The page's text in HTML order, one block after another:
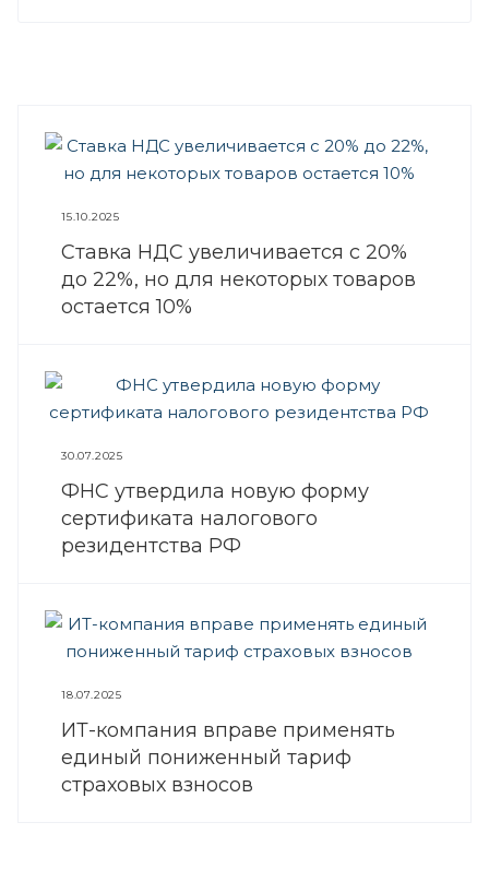
15.10.2025
Ставка НДС увеличивается с 20%
до 22%, но для некоторых товаров
остается 10%
30.07.2025
ФНС утвердила новую форму
сертификата налогового
резидентства РФ
18.07.2025
ИТ-компания вправе применять
единый пониженный тариф
страховых взносов